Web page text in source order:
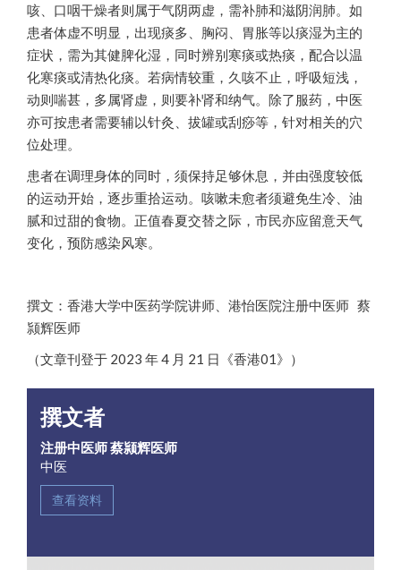
咳、口咽干燥者则属于气阴两虚，需补肺和滋阴润肺。如
患者体虚不明显，出现痰多、胸闷、胃胀等以痰湿为主的
症状，需为其健脾化湿，同时辨别寒痰或热痰，配合以温
化寒痰或清热化痰。若病情较重，久咳不止，呼吸短浅，
动则喘甚，多属肾虚，则要补肾和纳气。除了服药，中医
亦可按患者需要辅以针灸、拔罐或刮痧等，针对相关的穴
位处理。
患者在调理身体的同时，须保持足够休息，并由强度较低
的运动开始，逐步重拾运动。咳嗽未愈者须避免生冷、油
腻和过甜的食物。正值春夏交替之际，市民亦应留意天气
变化，预防感染风寒。
撰文：香港大学中医药学院讲师、港怡医院注册中医师 蔡
颕辉医师
（文章刊登于 2023 年 4 月 21 日《香港01》）
撰文者
注册中医师 蔡颕辉医师
中医
查看资料